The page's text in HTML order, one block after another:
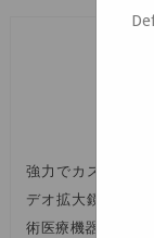
強力でカスタマイ
デオ拡大鏡、投薬
術医療機器を強化